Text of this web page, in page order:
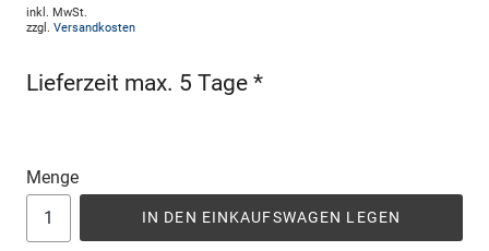
inkl. MwSt.
zzgl. Versandkosten
Lieferzeit max. 5 Tage *
Menge
IN DEN EINKAUFSWAGEN LEGEN